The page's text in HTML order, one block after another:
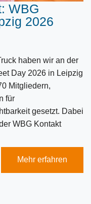
WBG
2026
haben wir an der
Day 2026 in Leipzig
Mitgliedern,
für
gesetzt. Dabei
WBG Kontakt
Mehr erfahren